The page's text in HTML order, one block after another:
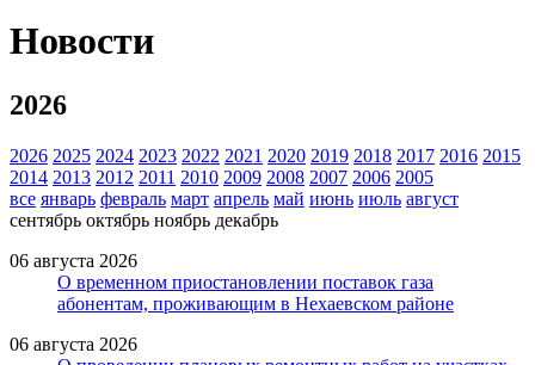
Новости
2026
2026 2025 2024 2023 2022 2021 2020 2019 2018 2017 2016 2015
2014 2013 2012 2011 2010 2009 2008 2007 2006 2005
все январь февраль март апрель май июнь июль август
сентябрь октябрь ноябрь декабрь
06 августа 2026
О временном приостановлении поставок газа
абонентам, проживающим в Нехаевском районе
06 августа 2026